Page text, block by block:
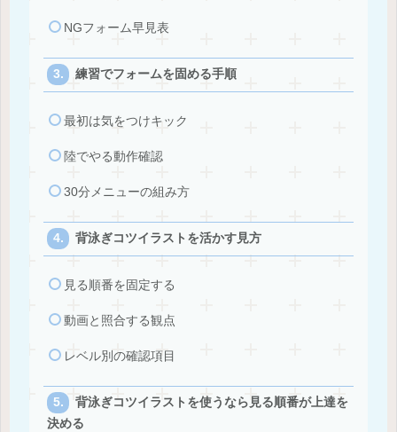
NGフォーム早見表
練習でフォームを固める手順
最初は気をつけキック
陸でやる動作確認
30分メニューの組み方
背泳ぎコツイラストを活かす見方
見る順番を固定する
動画と照合する観点
レベル別の確認項目
背泳ぎコツイラストを使うなら見る順番が上達を
決める